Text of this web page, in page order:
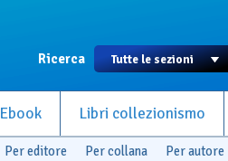
Ricerca
Ebook Libri collezionismo
Per editore Per collana Per autore